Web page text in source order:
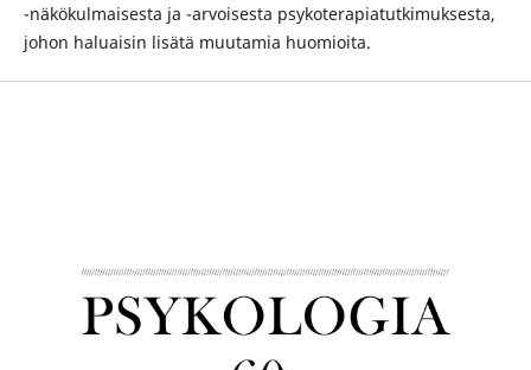
-näkökulmaisesta ja -arvoisesta psykoterapiatutkimuksesta,
johon haluaisin lisätä muutamia huomioita.